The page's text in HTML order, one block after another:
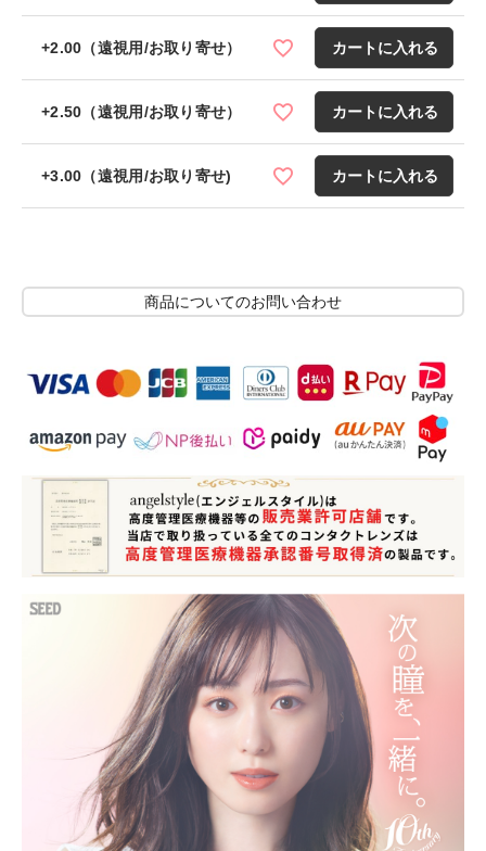
+2.00（遠視用/お取り寄せ） カートに入れる
+2.50（遠視用/お取り寄せ） カートに入れる
+3.00（遠視用/お取り寄せ) カートに入れる
商品についてのお問い合わせ